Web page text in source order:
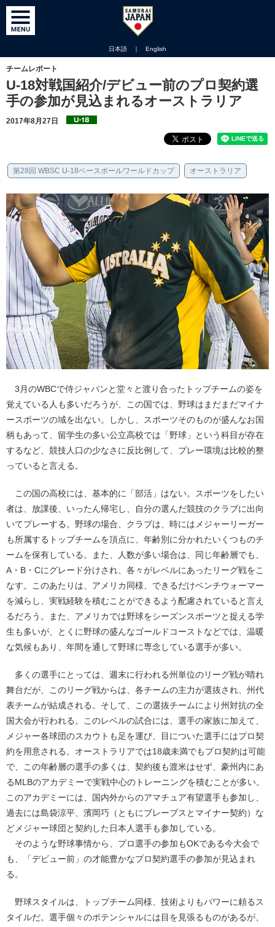
日本語 ｜ English
チームレポート
U-18対戦国紹介/デビュー前のプロ契約選
手の参加が見込まれるオーストラリア
2017年8月27日
第28回 WBSC U-18ベースボールワールドカップ オーストラリア
3月のWBCで侍ジャパンと堂々と渡り合ったトップチームの姿を
覚えている人も多いだろうが、この国では、野球はまだまだマイナ
ースポーツの域を出ない。しかし、スポーツそのものが盛んなお国
柄もあって、留学生の多い公立高校では「野球」という科目が存在
するなど、競技人口の少なさに反比例して、プレー環境は比較的整
っていると言える。
この国の高校には、基本的に「部活」はない。スポーツをしたい
者は、放課後、いったん帰宅し、自分の選んだ競技のクラブに出向
いてプレーする。野球の場合、クラブは、時にはメジャーリーガー
も所属するトップチームを頂点に、年齢別に分かれたいくつものチ
ームを保有している。また、人数が多い場合は、同じ年齢層でも、
A・B・Cにグレード分けされ、各々がレベルにあったリーグ戦をこ
なす。このあたりは、アメリカ同様、できるだけベンチウォーマー
を減らし、実戦経験を積むことができるよう配慮されていると言え
るだろう。また、アメリカでは野球をシーズンスポーツと捉える学
生も多いが、とくに野球の盛んなゴールドコーストなどでは、温暖
な気候もあり、年間を通して野球に専念している選手が多い。
多くの選手にとっては、週末に行われる州単位のリーグ戦が晴れ
舞台だが、このリーグ戦からは、各チームの主力が選抜され、州代
表チームが結成される。そして、この選抜チームにより州対抗の全
国大会が行われる。このレベルの試合には、選手の家族に加えて、
メジャー各球団のスカウトも足を運び、目についた選手にはプロ契
約を用意される。オーストラリアでは18歳未満でもプロ契約は可能
で、この年齢層の選手の多くは、契約後も渡米はせず、豪州内にあ
るMLBのアカデミーで実戦中心のトレーニングを積むことが多い。
このアカデミーには、国内外からのアマチュア有望選手も参加し、
過去には島袋涼平、濱岡巧（ともにブレーブスとマイナー契約）な
どメジャー球団と契約した日本人選手も参加している。
そのような野球事情から、プロ選手の参加もOKである今大会で
も、「デビュー前」の才能豊かなプロ契約選手の参加が見込まれ
る。
野球スタイルは、トップチーム同様、技術よりもパワーに頼るス
タイルだ。選手個々のポテンシャルには目を見張るものがあるが、